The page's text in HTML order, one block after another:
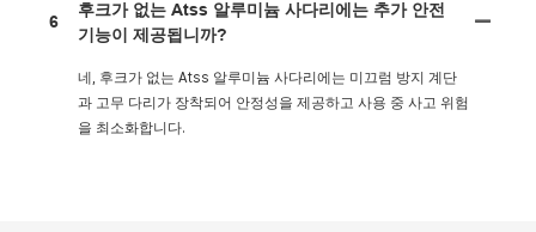
6
후크가 없는 Atss 알루미늄 사다리에는 추가 안전
기능이 제공됩니까?
네, 후크가 없는 Atss 알루미늄 사다리에는 미끄럼 방지 계단
과 고무 다리가 장착되어 안정성을 제공하고 사용 중 사고 위험
을 최소화합니다.